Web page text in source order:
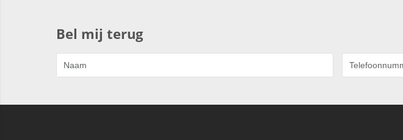
Bel mij terug